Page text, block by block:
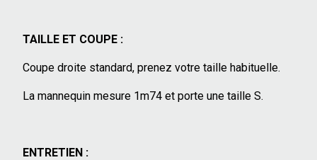
TAILLE ET COUPE :
Coupe droite standard, prenez votre taille habituelle.
La mannequin mesure 1m74 et porte une taille S.
ENTRETIEN :